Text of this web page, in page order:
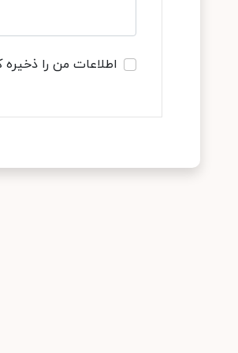
اطلاعات من را